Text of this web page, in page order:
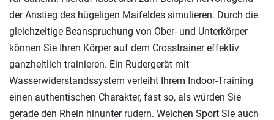
der Anstieg des hügeligen Maifeldes simulieren. Durch die
gleichzeitige Beanspruchung von Ober- und Unterkörper
können Sie Ihren Körper auf dem Crosstrainer effektiv
ganzheitlich trainieren. Ein Rudergerät mit
Wasserwiderstandssystem verleiht Ihrem Indoor-Training
einen authentischen Charakter, fast so, als würden Sie
gerade den Rhein hinunter rudern. Welchen Sport Sie auch